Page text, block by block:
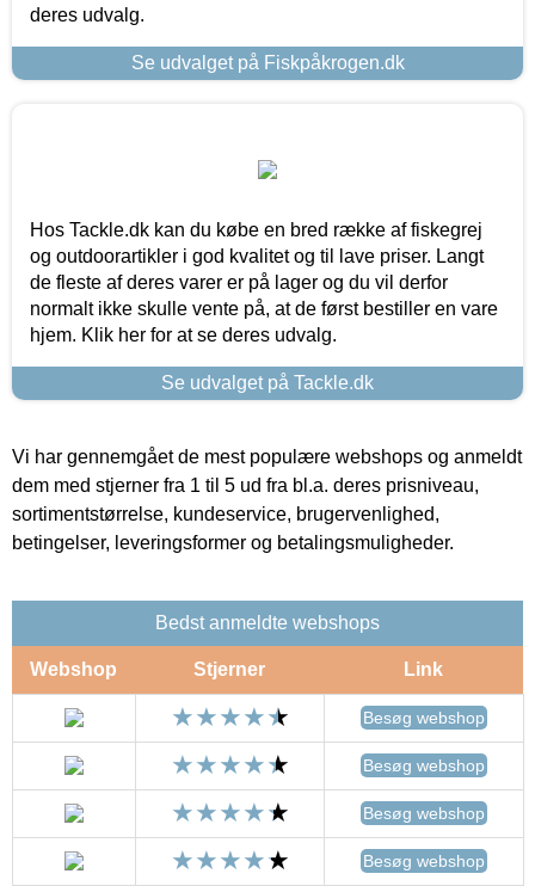
deres udvalg.
Se udvalget på Fiskpåkrogen.dk
Hos Tackle.dk kan du købe en bred række af fiskegrej
og outdoorartikler i god kvalitet og til lave priser. Langt
de fleste af deres varer er på lager og du vil derfor
normalt ikke skulle vente på, at de først bestiller en vare
hjem. Klik her for at se deres udvalg.
Se udvalget på Tackle.dk
Vi har gennemgået de mest populære webshops og anmeldt
dem med stjerner fra 1 til 5 ud fra bl.a. deres prisniveau,
sortimentstørrelse, kundeservice, brugervenlighed,
betingelser, leveringsformer og betalingsmuligheder.
Bedst anmeldte webshops
Webshop Stjerner Link
Besøg webshop
Besøg webshop
Besøg webshop
Besøg webshop